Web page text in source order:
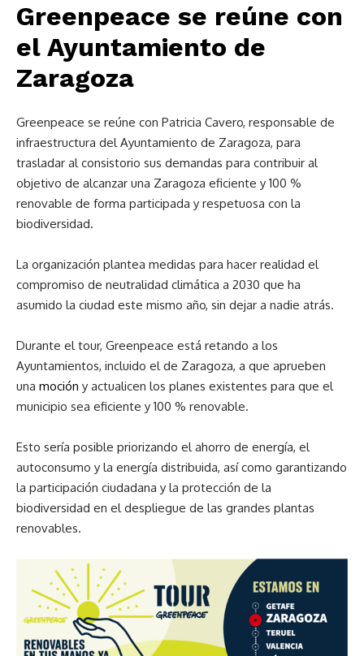
Greenpeace se reúne con
el Ayuntamiento de
Zaragoza
Greenpeace se reúne con Patricia Cavero, responsable de
infraestructura del Ayuntamiento de Zaragoza, para
trasladar al consistorio sus demandas para contribuir al
objetivo de alcanzar una Zaragoza eficiente y 100 %
renovable de forma participada y respetuosa con la
biodiversidad.
La organización plantea medidas para hacer realidad el
compromiso de neutralidad climática a 2030 que ha
asumido la ciudad este mismo año, sin dejar a nadie atrás.
Durante el tour, Greenpeace está retando a los
Ayuntamientos, incluido el de Zaragoza, a que aprueben
una moción y actualicen los planes existentes para que el
municipio sea eficiente y 100 % renovable.
Esto sería posible priorizando el ahorro de energía, el
autoconsumo y la energía distribuida, así como garantizando
la participación ciudadana y la protección de la
biodiversidad en el despliegue de las grandes plantas
renovables.